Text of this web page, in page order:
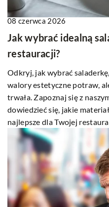
08 czerwca 2026
Jak wybrać idealną
restauracji?
Odkryj, jak wybrać
walory estetyczne potraw,
trwała. Zapoznaj się z
dowiedzieć się, jakie
najlepsze dla Twojej